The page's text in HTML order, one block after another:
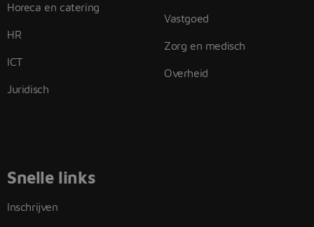
Horeca en catering
HR
ICT
Juridisch
Vastgoed
Zorg en medisch
Overheid
Snelle links
Inschrijven